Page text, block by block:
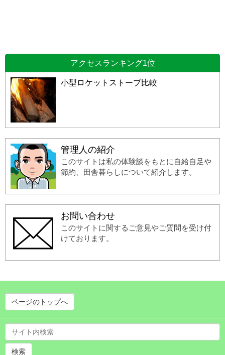
アクセスランキング1位
小型ロケットストーブ比較
管理人の紹介
このサイトは私の体験談をもとに自給自足や
節約、田舎暮らしについて紹介します。
お問い合わせ
このサイトに関するご意見やご質問を受け付
けております。
ページのトップへ
検索